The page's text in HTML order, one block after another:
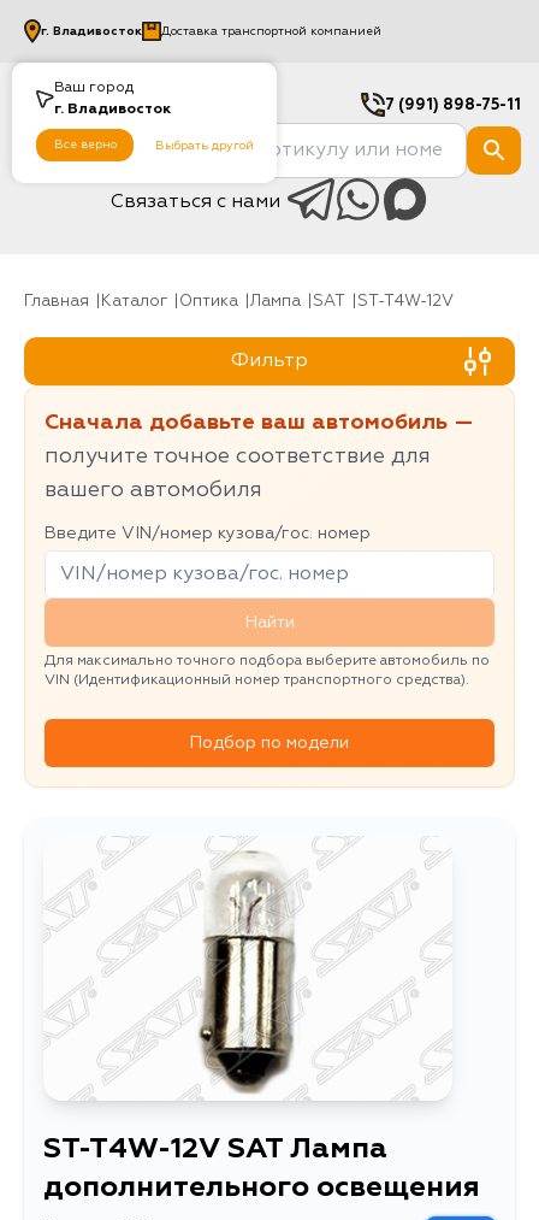
Ваш город
г. Владивосток
Все верно Выбрать другой
г. Владивосток Доставка транспортной компанией
7 (991) 898-75-11
Связаться с нами
Главная Каталог Оптика Лампа SAT ST-T4W-12V
Фильтр
Сначала добавьте ваш автомобиль —
получите точное соответствие для
вашего автомобиля
Введите VIN/номер кузова/гос. номер
Найти
Для максимально точного подбора выберите автомобиль по
VIN (Идентификационный номер транспортного средства).
Подбор по модели
ST-T4W-12V SAT Лампа
дополнительного освещения